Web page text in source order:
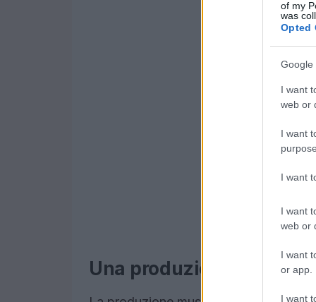
of my
was
Opted
Google
I want
web or
I want
I want
I want
web or
I want
or app.
I want
Una produzione